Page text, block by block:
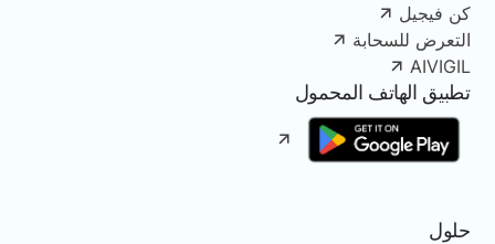
كن فيجيل
التعرض للسحابة
AIVIGIL
تطبيق الهاتف المحمول
حلول